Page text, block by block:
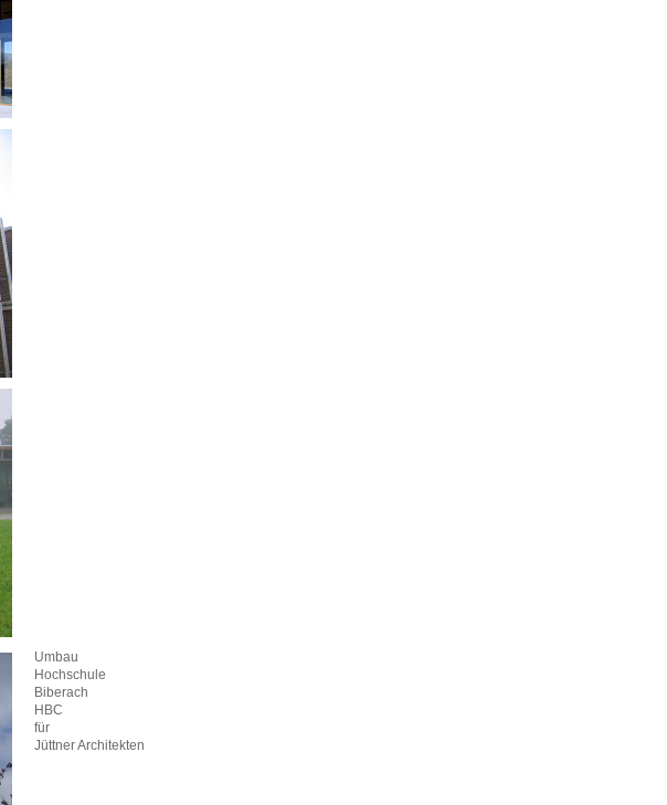
Umbau
Hochschule
Biberach
HBC
für
Jüttner Architekten